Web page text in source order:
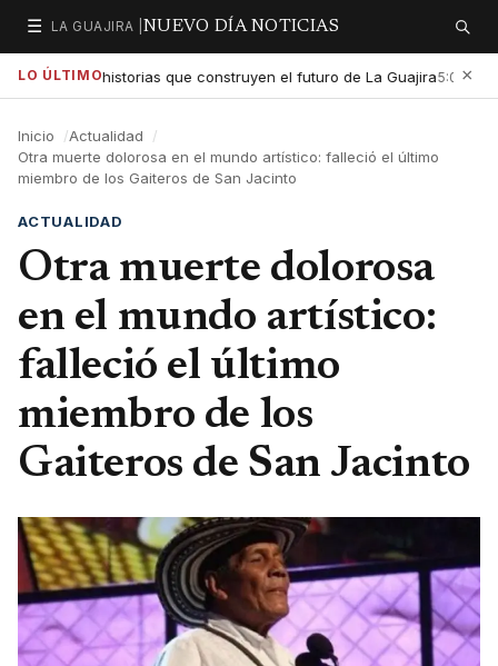
☰
Secciones
LA GUAJIRA | NUEVO DÍA NOTICIAS Buscar
LO ÚLTIMOlas historias que construyen el futuro de La Guajira5:01 PM
×
Inicio
Actualidad
Otra muerte dolorosa en el mundo artístico: falleció el último
miembro de los Gaiteros de San Jacinto
ACTUALIDAD
Otra muerte dolorosa
en el mundo artístico:
falleció el último
miembro de los
Gaiteros de San Jacinto